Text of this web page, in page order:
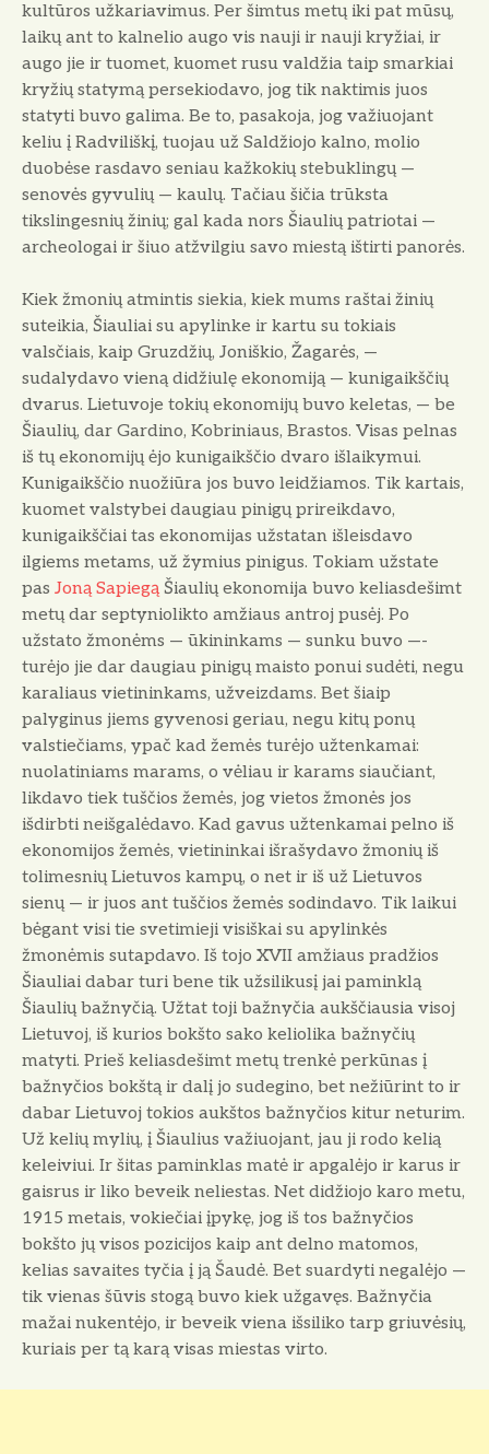
kultūros užka­riavimus. Per šimtus metų iki pat mūsų,
laikų ant to kalnelio augo vis nauji ir nauji kryžiai, ir
augo jie ir tuomet, kuomet rusu valdžia taip smarkiai
kryžių statymą persekiodavo, jog tik naktimis juos
statyti buvo galima. Be to, pasakoja, jog važiuojant
keliu į Radviliškį, tuojau už Saldžiojo kalno, molio
duobėse rasdavo seniau kažko­kių stebuklingų —
senovės gyvulių — kaulų. Tačiau šičia trūksta
tikslingesnių žinių; gal kada nors Šiaulių patrio­tai —
archeologai ir šiuo atžvilgiu savo miestą ištirti panorės.
Kiek žmonių atmintis siekia, kiek mums raštai žinių
suteikia, Šiauliai su apylinke ir kartu su tokiais
valsčiais, kaip Gruzdžių, Joniškio, Žagarės, —
sudalydavo vieną didžiulę ekonomiją — kunigaikščių
dvarus. Lietuvoje tokių ekonomijų buvo keletas, — be
Šiaulių, dar Gardino, Kobriniaus, Brastos. Visas pelnas
iš tų ekonomijų ėjo kunigaikščio dvaro išlaikymui.
Kunigaikščio nuožiūra jos buvo leidžiamos. Tik kartais,
kuomet valstybei dau­giau pinigų prireikdavo,
kunigaikščiai tas ekonomijas užstatan išleisdavo
ilgiems metams, už žymius pinigus. Tokiam užstate
pas Joną Sapiegą Šiaulių ekonomija buvo keliasdešimt
metų dar septyniolikto amžiaus antroj pusėj. Po
užstato žmonėms — ūkininkams — sunku buvo —-
turėjo jie dar daugiau pinigų maisto ponui sudėti, negu
karaliaus vietininkams, užveizdams. Bet šiaip
palyginus jiems gyvenosi geriau, negu kitų ponų
valstiečiams, ypač kad žemės turėjo užtenkamai:
nuolatiniams marams, o vė­liau ir karams siaučiant,
likdavo tiek tuščios žemės, jog vietos žmonės jos
išdirbti neišgalėdavo. Kad gavus užten­kamai pelno iš
ekonomijos žemės, vietininkai išrašydavo žmonių iš
tolimesnių Lietuvos kampų, o net ir iš už Lietuvos
sienų — ir juos ant tuščios žemės sodindavo. Tik laikui
bėgant visi tie svetimieji visiškai su apylinkės
žmonėmis sutapdavo. Iš tojo XVII amžiaus pradžios
Šiauliai dabar turi bene tik užsilikusį jai paminklą
Šiaulių bažnyčią. Užtat toji bažnyčia aukščiausia visoj
Lietuvoj, iš kurios bokšto sako keliolika bažnyčių
matyti. Prieš keliasdešimt metų trenkė perkūnas į
bažnyčios bokštą ir dalį jo sudegino, bet nežiūrint to ir
dabar Lietuvoj tokios aukštos bažnyčios kitur neturim.
Už kelių mylių, į Šiaulius važiuojant, jau ji rodo kelią
keleiviui. Ir šitas paminklas matė ir apgalėjo ir ka­rus ir
gaisrus ir liko beveik neliestas. Net didžiojo karo metu,
1915 metais, vokiečiai įpykę, jog iš tos bažnyčios
bokšto jų visos pozicijos kaip ant delno matomos,
kelias savaites tyčia į ją Šaudė. Bet suardyti negalėjo —
tik vienas šūvis stogą buvo kiek užgavęs. Bažnyčia
mažai nukentėjo, ir beveik viena išsiliko tarp griuvėsių,
kuriais per tą karą visas miestas virto.